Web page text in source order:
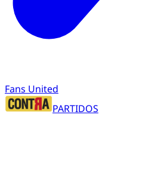
Fans United
PARTIDOS